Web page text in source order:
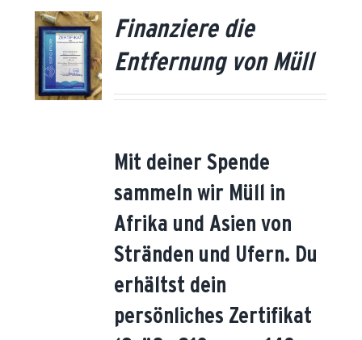
Finanziere die
Entfernung von Müll
Mit deiner Spende
sammeln wir Müll in
Afrika und Asien von
Stränden und Ufern. Du
erhältst dein
persönliches Zertifikat